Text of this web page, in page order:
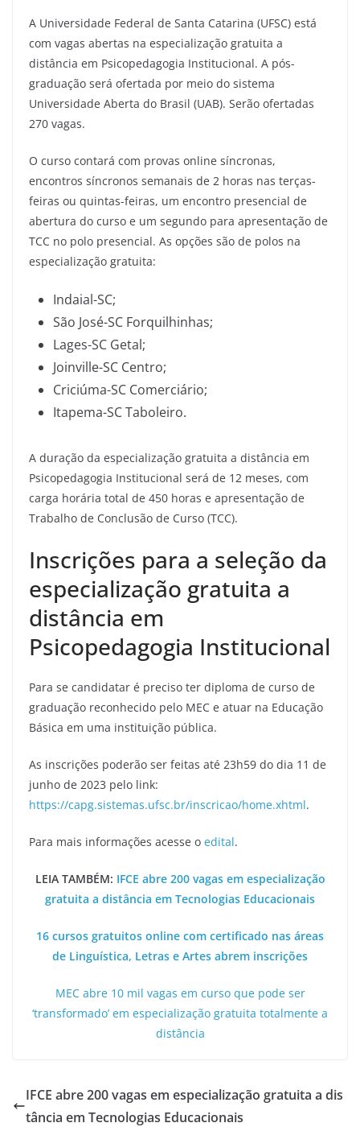
A Universidade Federal de Santa Catarina (UFSC) está
com vagas abertas na especialização gratuita a
distância em Psicopedagogia Institucional. A pós-
graduação será ofertada por meio do sistema
Universidade Aberta do Brasil (UAB). Serão ofertadas
270 vagas.
O curso contará com provas online síncronas,
encontros síncronos semanais de 2 horas nas terças-
feiras ou quintas-feiras, um encontro presencial de
abertura do curso e um segundo para apresentação de
TCC no polo presencial. As opções são de polos na
especialização gratuita:
Indaial-SC;
São José-SC Forquilhinhas;
Lages-SC Getal;
Joinville-SC Centro;
Criciúma-SC Comerciário;
Itapema-SC Taboleiro.
A duração da especialização gratuita a distância em
Psicopedagogia Institucional será de 12 meses, com
carga horária total de 450 horas e apresentação de
Trabalho de Conclusão de Curso (TCC).
Inscrições para a seleção da
especialização gratuita a
distância em
Psicopedagogia Institucional
Para se candidatar é preciso ter diploma de curso de
graduação reconhecido pelo MEC e atuar na Educação
Básica em uma instituição pública.
As inscrições poderão ser feitas até 23h59 do dia 11 de
junho de 2023 pelo link:
https://capg.sistemas.ufsc.br/inscricao/home.xhtml.
Para mais informações acesse o edital.
LEIA TAMBÉM: IFCE abre 200 vagas em especialização
gratuita a distância em Tecnologias Educacionais
16 cursos gratuitos online com certificado nas áreas
de Linguística, Letras e Artes abrem inscrições
MEC abre 10 mil vagas em curso que pode ser
‘transformado’ em especialização gratuita totalmente a
distância
IFCE abre 200 vagas em especialização gratuita a dis
tância em Tecnologias Educacionais